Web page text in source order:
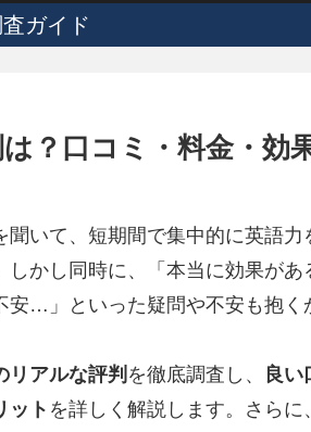
ガイド
？口コミ・料金・効
聞いて、短期間で集中的に英語
かし同時に、「本当に効果が
…」といった疑問や不安も抱く
リアルな評判 を徹底調査し、 良い
ット を詳しく解説します。さらに